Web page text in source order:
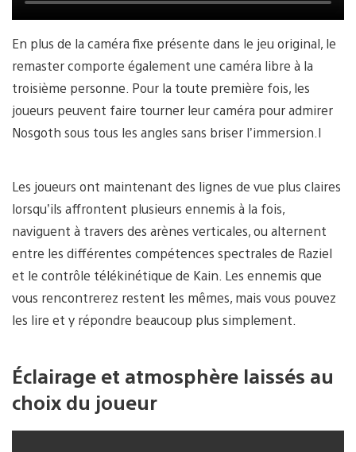
En plus de la caméra fixe présente dans le jeu original, le
remaster comporte également une caméra libre à la
troisième personne. Pour la toute première fois, les
joueurs peuvent faire tourner leur caméra pour admirer
Nosgoth sous tous les angles sans briser l’immersion.I
Les joueurs ont maintenant des lignes de vue plus claires
lorsqu’ils affrontent plusieurs ennemis à la fois,
naviguent à travers des arènes verticales, ou alternent
entre les différentes compétences spectrales de Raziel
et le contrôle télékinétique de Kain. Les ennemis que
vous rencontrerez restent les mêmes, mais vous pouvez
les lire et y répondre beaucoup plus simplement.
Éclairage et atmosphère laissés au
choix du joueur